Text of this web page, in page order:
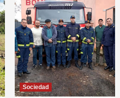
Sociedad